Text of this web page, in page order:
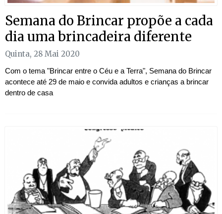
Semana do Brincar propõe a cada
dia uma brincadeira diferente
Quinta, 28 Mai 2020
Com o tema "Brincar entre o Céu e a Terra", Semana do Brincar
acontece até 29 de maio e convida adultos e crianças a brincar
dentro de casa